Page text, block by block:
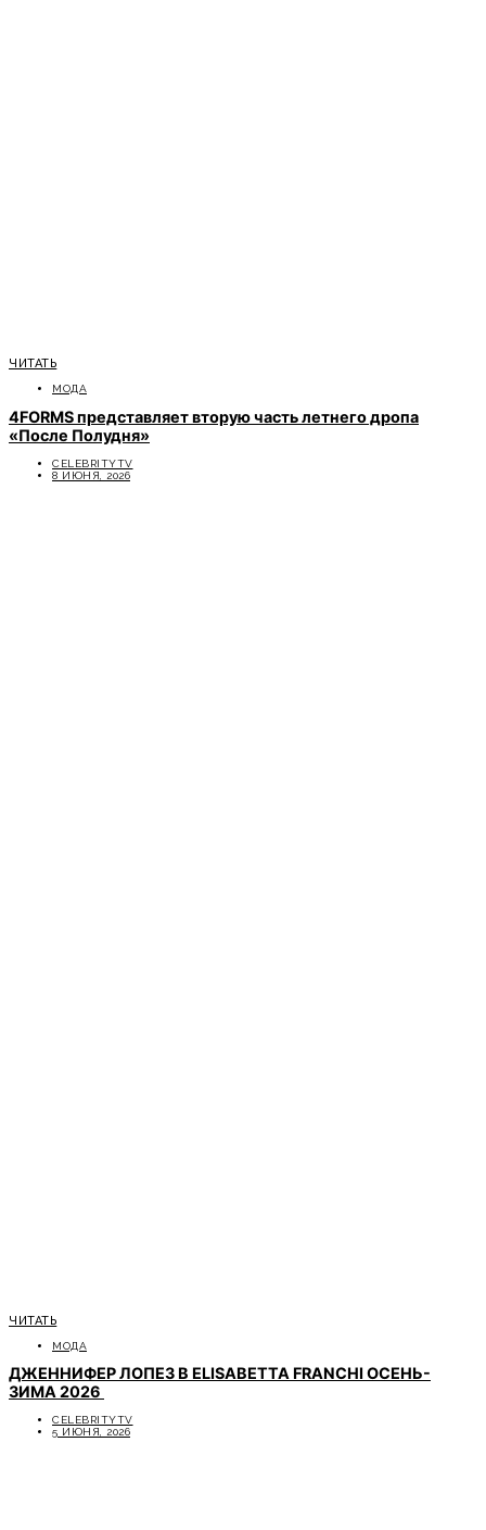
ЧИТАТЬ
МОДА
4FORMS представляет вторую часть летнего дропа
«После Полудня»
CELEBRITYTV
8 ИЮНЯ, 2026
ЧИТАТЬ
МОДА
ДЖЕННИФЕР ЛОПЕЗ В ELISABETTA FRANCHI ОСЕНЬ-
ЗИМА 2026
CELEBRITYTV
5 ИЮНЯ, 2026